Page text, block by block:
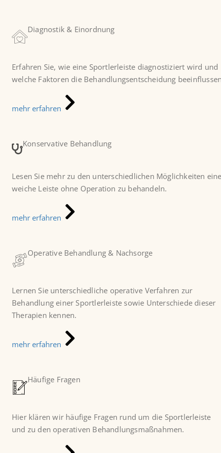
Diagnostik & Einordnung
Erfahren Sie, wie eine Sportlerleiste diagnostiziert wird und
welche Faktoren die Behandlungsentscheidung
mehr erfahren
Konservative Behandlung
Lesen Sie mehr zu den unterschiedlichen Möglichkeiten
weiche Leiste ohne Operation zu behandeln.
mehr erfahren
Operative Behandlung & Nachsorge
Lernen Sie unterschiedliche operative Verfahren zur
Behandlung einer Sportlerleiste sowie Unterschiede dieser
Therapien kennen.
mehr erfahren
Häufige Fragen
Hier klären wir häufige Fragen rund um die Sportlerleiste
und zu den operativen Behandlungsmaßnahmen.